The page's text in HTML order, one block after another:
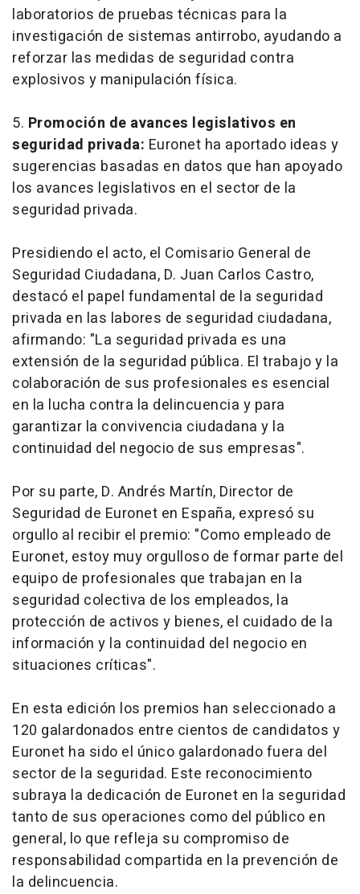
laboratorios de pruebas técnicas para la
investigación de sistemas antirrobo, ayudando a
reforzar las medidas de seguridad contra
explosivos y manipulación física.
5. Promoción de avances legislativos en
seguridad privada: Euronet ha aportado ideas y
sugerencias basadas en datos que han apoyado
los avances legislativos en el sector de la
seguridad privada.
Presidiendo el acto, el Comisario General de
Seguridad Ciudadana, D. Juan Carlos Castro,
destacó el papel fundamental de la seguridad
privada en las labores de seguridad ciudadana,
afirmando: "La seguridad privada es una
extensión de la seguridad pública. El trabajo y la
colaboración de sus profesionales es esencial
en la lucha contra la delincuencia y para
garantizar la convivencia ciudadana y la
continuidad del negocio de sus empresas".
Por su parte, D. Andrés Martín, Director de
Seguridad de Euronet en España, expresó su
orgullo al recibir el premio: "Como empleado de
Euronet, estoy muy orgulloso de formar parte del
equipo de profesionales que trabajan en la
seguridad colectiva de los empleados, la
protección de activos y bienes, el cuidado de la
información y la continuidad del negocio en
situaciones críticas".
En esta edición los premios han seleccionado a
120 galardonados entre cientos de candidatos y
Euronet ha sido el único galardonado fuera del
sector de la seguridad. Este reconocimiento
subraya la dedicación de Euronet en la seguridad
tanto de sus operaciones como del público en
general, lo que refleja su compromiso de
responsabilidad compartida en la prevención de
la delincuencia.